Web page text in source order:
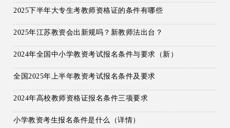
2025下半年大专生考教师资格证的条件有哪些
2025年江苏教资会出新规吗？新教师法出台？
2024年全国中小学教资考试报名条件与要求（新）
全国2025年上半年教资考试报名条件及要求
2024年高校教师资格证报名条件三项要求
小学教资考生报名条件是什么（详情）